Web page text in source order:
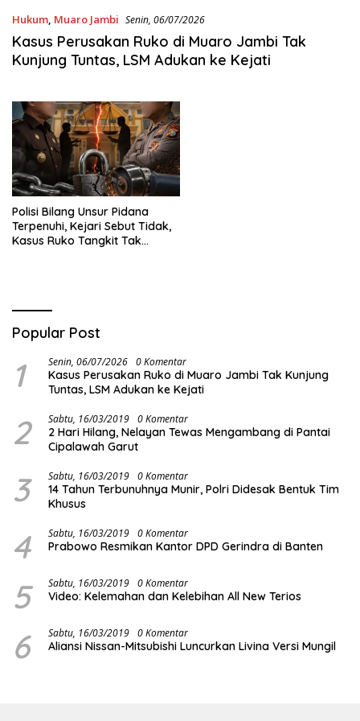
Hukum, Muaro Jambi Senin, 06/07/2026
Kasus Perusakan Ruko di Muaro Jambi Tak
Kunjung Tuntas, LSM Adukan ke Kejati
Polisi Bilang Unsur Pidana
Terpenuhi, Kejari Sebut Tidak,
Kasus Ruko Tangkit Tak
Popular Post
1 Senin, 06/07/2026 0 Komentar
Kasus Perusakan Ruko di Muaro Jambi Tak Kunjung
Tuntas, LSM Adukan ke Kejati
2 Sabtu, 16/03/2019 0 Komentar
2 Hari Hilang, Nelayan Tewas Mengambang di Pantai
Cipalawah Garut
3 Sabtu, 16/03/2019 0 Komentar
14 Tahun Terbunuhnya Munir, Polri Didesak Bentuk Tim
Khusus
4 Sabtu, 16/03/2019 0 Komentar
Prabowo Resmikan Kantor DPD Gerindra di Banten
5 Sabtu, 16/03/2019 0 Komentar
Video: Kelemahan dan Kelebihan All New Terios
6 Sabtu, 16/03/2019 0 Komentar
Aliansi Nissan-Mitsubishi Luncurkan Livina Versi Mungil